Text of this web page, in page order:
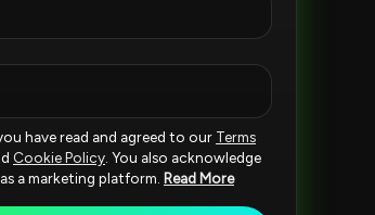
have read and agreed to our Terms
Cookie Policy . You also acknowledge
a marketing platform. Read More